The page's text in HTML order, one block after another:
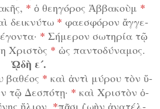
* ὁ θε­η­γό­ρος Ἀβ­βα­κοὺμ *
δει­κνύ­τω * φα­ε­σφό­ρον ἄγ­γε­
* Σή­με­ρον σω­τη­ρί­α τῷ
Χρι­στὸς * ὡς παν­το­δύ­να­μος.
ᾨ­δὴ ε´.
βα­θέ­ος * καὶ ἀν­τὶ μύ­ρου τὸν ὕ­
τῷ Δε­σπό­τῃ· * καὶ Χρι­στὸν ὀ­
ἥ­λι­ον, *πᾶ­σι ζω­ὴν ἀ­να­τέλ­